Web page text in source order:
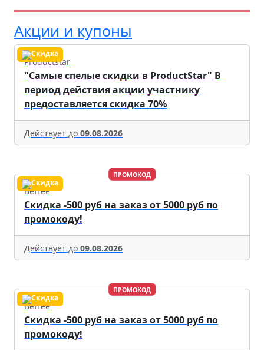
Акции и купоны
Productstar
"Самые спелые скидки в ProductStar" В
период действия акции участнику
предоставляется скидка 70%
Действует до 09.08.2026
ПРОМОКОД
Befree
Скидка -500 руб на заказ от 5000 руб по
промокоду!
Действует до 09.08.2026
ПРОМОКОД
Befree
Скидка -500 руб на заказ от 5000 руб по
промокоду!